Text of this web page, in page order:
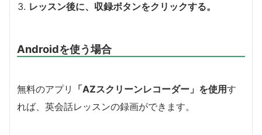
レッスン後に、収録ボタンをクリックする。
Androidを使う場合
無料のアプリ 「AZスクリーンレコーダー」を使用す
れば、英会話レッスンの録画ができます。